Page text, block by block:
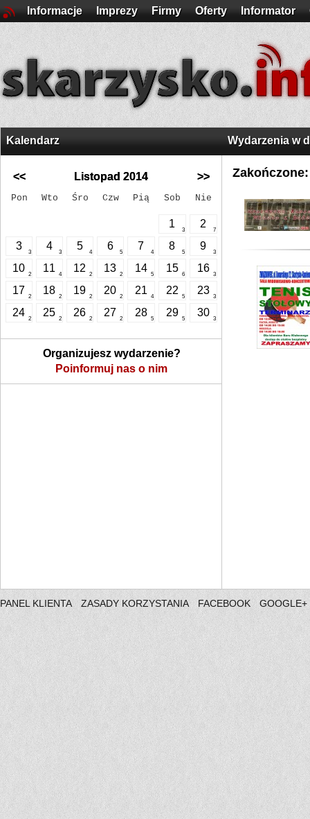
Informacje Imprezy Firmy Oferty Informator
Kalendarz
<< Listopad 2014 >>
Pon Wto Śro Czw Pią Sob Nie
1
3
2
7
3
3
4
3
5
4
6
5
7
4
8
5
9
3
10
2
11
4
12
2
13
2
14
5
15
6
16
3
17
2
18
2
19
2
20
2
21
4
22
5
23
3
24
2
25
2
26
2
27
2
28
5
29
5
30
3
Organizujesz wydarzenie?
Poinformuj nas o nim
Wydarzenia w
Zakończone:
PANEL KLIENTA ZASADY KORZYSTANIA FACEBOOK GOOGLE+